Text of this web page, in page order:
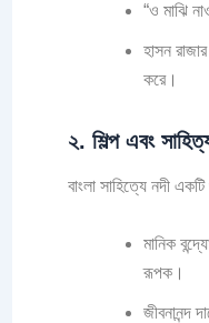
“ও মাঝি
হাসন
করে।
২. শিল্প এবং
বাংলা সাহিত্যে নদী
মানিক
রূপক।
জীবনানন্দ